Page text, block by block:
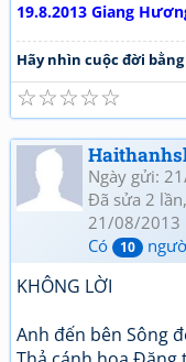
19.8.2013 Giang
Hãy nhìn cuộc đời
☆
☆
☆
☆
☆
Ngày gửi:
Đã sửa 2
21/08/2013
Có
10
KHÔNG LỜI
Anh đến bên Sông